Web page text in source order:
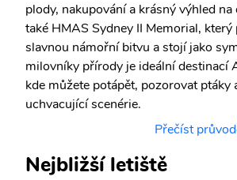
plody, nakupování a krásný výhled
také HMAS Sydney II Memorial,
slavnou námořní bitvu a stojí jako
milovníky přírody je ideální destinací
kde můžete potápět, pozorovat ptáky
uchvacující scenérie.
Přečíst
Nejbližší letiště